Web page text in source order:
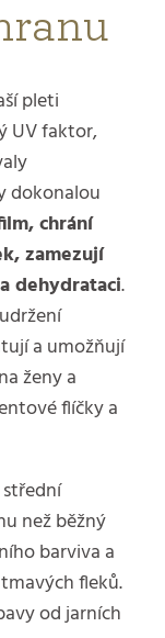
pleti
UV faktor,
dokonalou
chrání
zamezují
dehydrataci.
a umožňují
ženy a
flíčky a
střední
než běžný
barviva a
fleků.
od jarních